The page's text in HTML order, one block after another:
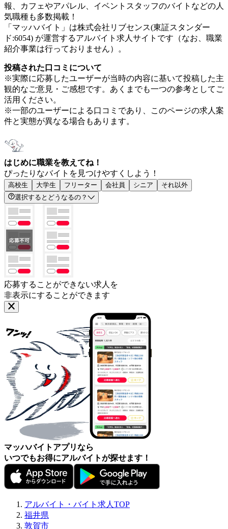
報、カフェやアパレル、イベントスタッフのバイトなどの人
気職種も多数掲載！
「マッハバイト」は株式会社リブセンス(東証スタンダー
ド:6054) が運営するアルバイト求人サイトです（なお、職業
紹介事業は行っておりません）。
投稿された口コミについて
※実際に応募したユーザーが当時の内容に基いて投稿した主
観的なご意見・ご感想です。あくまでも一つの参考としてご
活用ください。
※一部のユーザーによる口コミであり、このページの求人案
件と実態が異なる場合もあります。
はじめに職業を教えてね！
ぴったりなバイトを見つけやすくしよう！
高校生 大学生 フリーター 会社員 シニア
それ以外
選択するとどうなるの？
応募することができない求人を
非表示にすることができます
マッハバイトアプリなら
いつでもお得にアルバイトが探せます！
アルバイト・バイト求人TOP
福井県
敦賀市